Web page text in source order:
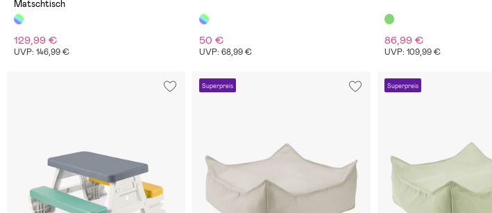
Matschtisch
129,99 €
UVP: 146,99 €
50 €
UVP: 68,99 €
86,99 €
UVP: 109,99 €
Superpreis Superpreis